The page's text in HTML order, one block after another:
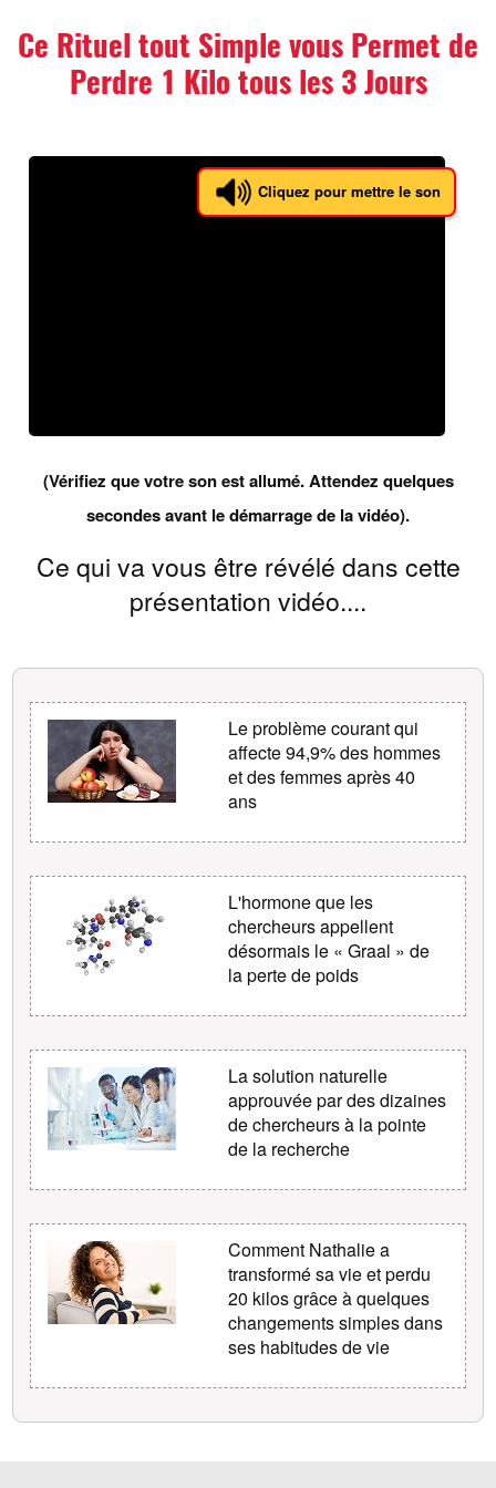
Ce Rituel tout Simple vous Permet de
Perdre 1 Kilo tous les 3 Jours
Cliquez pour mettre le son
(Vérifiez que votre son est allumé. Attendez quelques
secondes avant le démarrage de la vidéo).
Ce qui va vous être révélé dans cette
présentation vidéo....
Le problème courant qui
affecte 94,9% des hommes
et des femmes après 40
ans
L'hormone que les
chercheurs appellent
désormais le « Graal » de
la perte de poids
La solution naturelle
approuvée par des dizaines
de chercheurs à la pointe
de la recherche
Comment Nathalie a
transformé sa vie et perdu
20 kilos grâce à quelques
changements simples dans
ses habitudes de vie